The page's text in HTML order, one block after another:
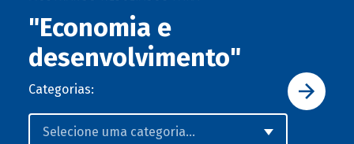
"Economia e
desenvolvimento"
Categorias: